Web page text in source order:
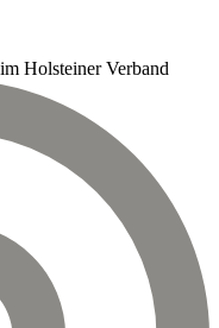
Holsteiner Verband